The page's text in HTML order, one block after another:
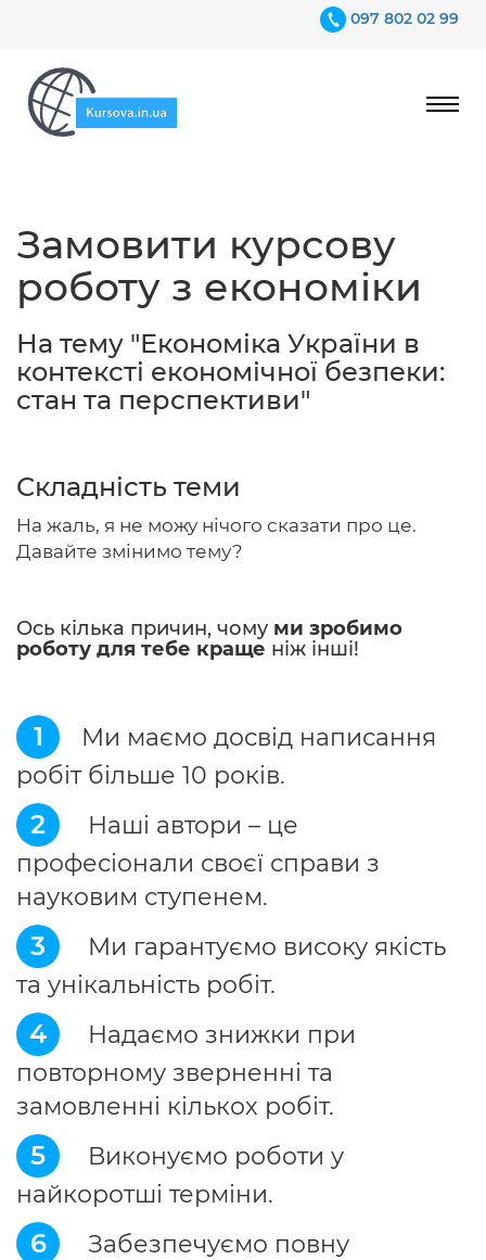
097 802 02 99
Замовити курсову
роботу з економіки
На тему "Економіка України в
контексті економічної безпеки:
стан та перспективи"
Складність теми
На жаль, я не можу нічого сказати про це.
Давайте змінимо тему?
Ось кілька причин, чому ми зробимо
роботу для тебе краще ніж інші!
1
Ми маємо досвід написання
робіт більше 10 років.
2
Наші автори – це
професіонали своєї справи з
науковим ступенем.
3
Ми гарантуємо високу якість
та унікальність робіт.
4
Надаємо знижки при
повторному зверненні та
замовленні кількох робіт.
5
Виконуємо роботи у
найкоротші терміни.
6
Забезпечуємо повну
Гарантії
Відгуки
Контакти
097 802 02 99
Авторам